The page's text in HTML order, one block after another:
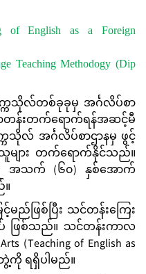
of English as a Foreign
Teaching Methodogy (Dip
လ်တစ်ခုခုမှ အင်္ဂလိပ်စာ
တန်းတက်ရောက်ရန်အဆင့်မီ
သိုလ် အင်္ဂလိပ်စာဌာနမှ ဖွင့်
များ တက်ရောက်နိုင်သည်။
သက် (၆၀) နှစ်အောက်
မည်ဖြစ်ပြီး သင်တန်းကြေး
ဖြစ်သည်။ သင်တန်းကာလ
(Teaching of English as
ဘွဲ့ကို ရရှိပါမည်။